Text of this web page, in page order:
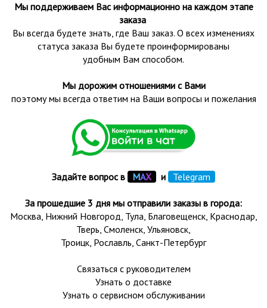
Мы поддерживаем Вас информационно на каждом этапе
заказа
Вы всегда будете знать, где Ваш заказ. О всех изменениях
статуса заказа Вы будете проинформированы
удобным Вам способом.
Мы дорожим отношениями с Вами
поэтому мы всегда ответим на Ваши вопросы и пожелания
Задайте вопрос в МАХ и Telegram
За прошедшие 3 дня мы отправили заказы в города:
Москва, Нижний Новгород, Тула, Благовещенск, Краснодар,
Тверь, Смоленск, Ульяновск,
Троицк, Рославль, Санкт-Петербург
Связаться с руководителем
Узнать о доставке
Узнать о сервисном обслуживании